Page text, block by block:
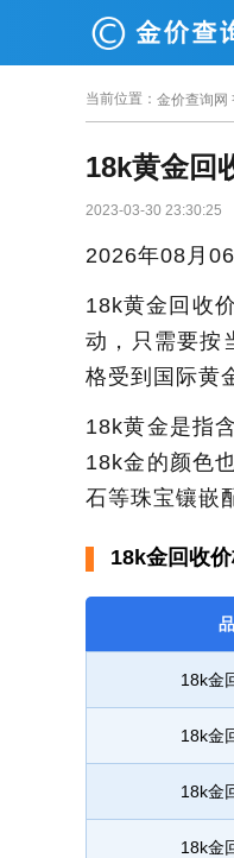
当前位置 ： 金价查询网
18k黄金回
2023-03-30 23:30:25
2026年08月
18k黄金回收
动，只需要按
格受到国际黄
18k黄金是指
18k金的颜色
石等珠宝镶嵌
18k金回收
18k金
18k金
18k金
18k金